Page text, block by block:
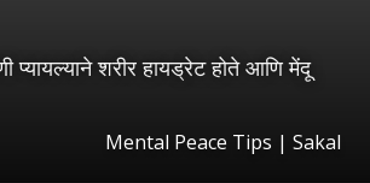
प्यायल्याने शरीर हायड्रेट होते आणि मेंदू
Mental Peace Tips | Sakal